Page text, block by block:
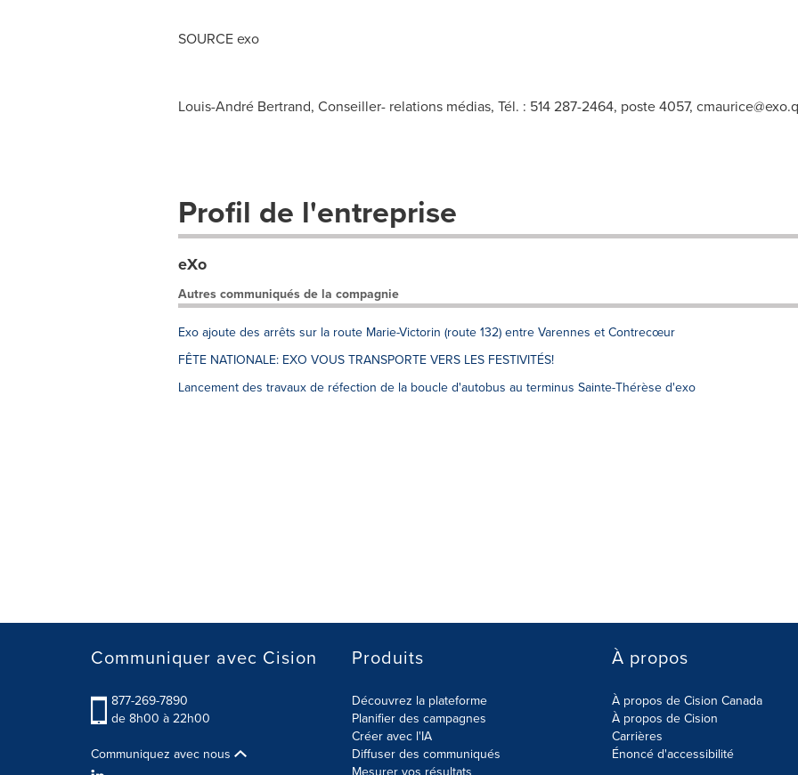
SOURCE exo
Louis-André Bertrand, Conseiller- relations médias, Tél. : 514 287-2464, poste 4057,
Profil de l'entreprise
eXo
Autres communiqués de la compagnie
Exo ajoute des arrêts sur la route Marie-Victorin (route 132) entre Varennes et Contrecœur
FÊTE NATIONALE: EXO VOUS TRANSPORTE VERS LES FESTIVITÉS!
Lancement des travaux de réfection de la boucle d'autobus au terminus Sainte-Thérèse d'exo
Communiquer avec Cision
877-269-7890
de 8h00 à 22h00
Communiquez avec nous
Produits
Découvrez la plateforme
Planifier des campagnes
Créer avec l'IA
Diffuser des communiqués
À propos
À propos de Cision Canada
À propos de Cision
Carrières
Énoncé d'accessibilité